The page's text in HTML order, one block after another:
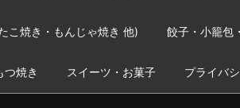
こ焼き・もんじゃ焼き 他) 餃子・小籠包
つ焼き スイーツ・お菓子 プライバ